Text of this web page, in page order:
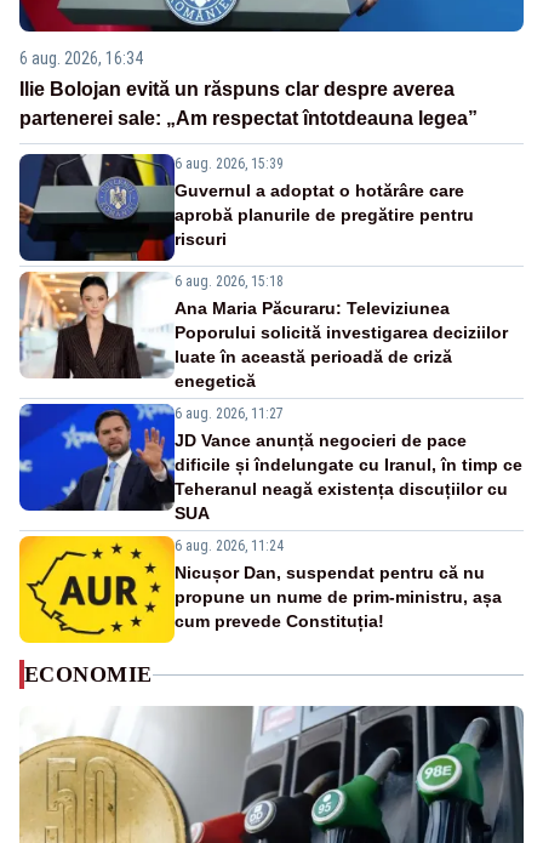
6 aug. 2026, 16:34
Ilie Bolojan evită un răspuns clar despre averea
partenerei sale: „Am respectat întotdeauna legea”
6 aug. 2026, 15:39
Guvernul a adoptat o hotărâre care
aprobă planurile de pregătire pentru
riscuri
6 aug. 2026, 15:18
Ana Maria Păcuraru: Televiziunea
Poporului solicită investigarea deciziilor
luate în această perioadă de criză
enegetică
6 aug. 2026, 11:27
JD Vance anunță negocieri de pace
dificile și îndelungate cu Iranul, în timp ce
Teheranul neagă existența discuțiilor cu
SUA
6 aug. 2026, 11:24
Nicușor Dan, suspendat pentru că nu
propune un nume de prim-ministru, așa
cum prevede Constituția!
ECONOMIE